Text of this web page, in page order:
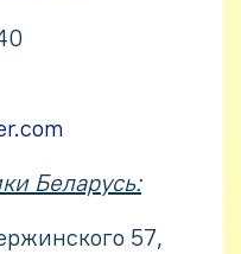
Беларусь:
57,